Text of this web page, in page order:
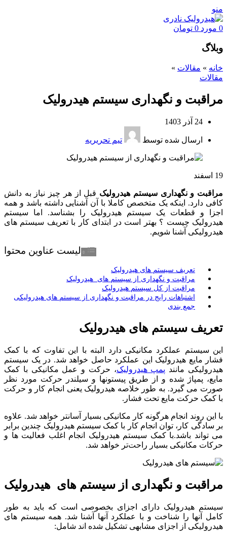
منو
0 مورد 0 تومان
وبلاگ
خانه » مقالات »
مقالات
مراقبت و نگهداری سیستم هیدرولیک
24 آذر 1403
ارسال شده توسط تیم تحریریه
19 اسفند
مراقبت و نگهداری سیستم هیدرولیک قبل از هر چیز نیاز به دانش
کافی دارد. اینکه یک متخصص کاملا با آن آشنایی داشته باشد و همه
اجزا و قطعات یک سیستم هیدرولیک را بشناسد. اما سیستم
هیدرولیک چیست ؟ بهتر است در ابتدای کار با تعریف سیستم های
هیدرولیکی آشنا شویم.
لیست عناوین محتوا
تعریف سیستم های هیدرولیک
مراقبت و نگهداری از سیستم های هیدرولیک
مراقبت از کل سیستم هیدرولیک
اشتباهات رایج در مراقبت و نگهداری از سیستم های هیدرولیکی
جمع بندی
تعریف سیستم های هیدرولیک
این سیستم عملکرد مکانیکی دارد البته با این تفاوت که با کمک
فشار مایع هیدرولیک این عملکرد حاصل خواهد شد. در یک سیستم
هیدرولیکی مانند پمپ هیدرولیک، حرکت و عمل مکانیکی با کمک
مایع، پمپاژ شده و از طریق پیستونها و سیلندر حرکت مورد نظر
صورت می گیرد. به طور خلاصه هیدرولیک یعنی انجام کار و حرکت
با کمک حرکت مایع تحت فشار.
با این روند انجام هرگونه کار مکانیکی بسیار آسانتر خواهد شد. علاوه
بر سادگی کار، توان انجام کار با کمک سیستم هیدرولیک چندین برابر
می تواند باشد.با کمک سیستم هیدرولیک انجام اغلب فعالیت ها و
حرکات مکانیکی بسیار راحت‌تر خواهد شد.
مراقبت و نگهداری از سیستم های هیدرولیک
سیستم هیدرولیک دارای اجزای بخصوصی است که باید به طور
کامل آنها را شناخت و با عملکرد آنها آشنا شد. همه سیستم های
هیدرولیکی از اجزای مشابهی تشکیل شده اند شامل: